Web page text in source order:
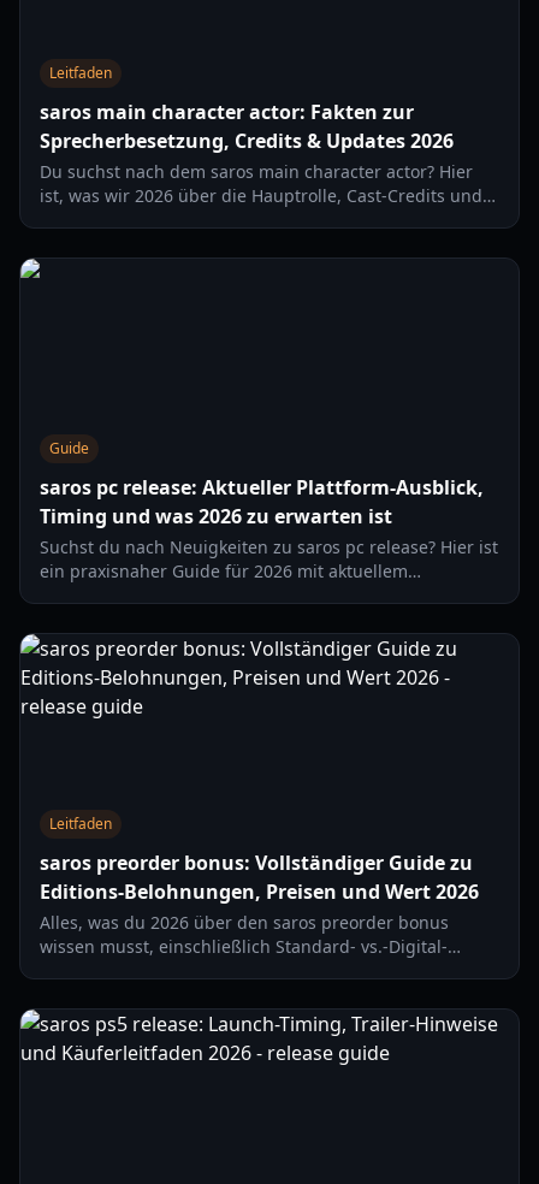
Leitfaden
saros main character actor: Fakten zur
Sprecherbesetzung, Credits & Updates 2026
Du suchst nach dem saros main character actor? Hier
ist, was wir 2026 über die Hauptrolle, Cast-Credits und
Guide
saros pc release: Aktueller Plattform-Ausblick,
Timing und was 2026 zu erwarten ist
Suchst du nach Neuigkeiten zu saros pc release? Hier ist
ein praxisnaher Guide für 2026 mit aktuellem
sollten.
Leitfaden
saros preorder bonus: Vollständiger Guide zu
Editions-Belohnungen, Preisen und Wert 2026
Alles, was du 2026 über den saros preorder bonus
wissen musst, einschließlich Standard- vs.-Digital-